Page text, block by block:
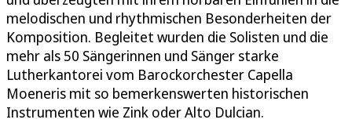
melodischen und rhythmischen Besonderheiten der
Komposition. Begleitet wurden die Solisten und die
mehr als 50 Sängerinnen und Sänger starke
Lutherkantorei vom Barockorchester Capella
Moeneris mit so bemerkenswerten historischen
Instrumenten wie Zink oder Alto Dulcian.